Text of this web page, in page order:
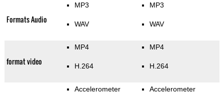
Formats Audio
MP3
WAV
MP3
WAV
format video
MP4
H.264
MP4
H.264
Accelerometer Accelerometer